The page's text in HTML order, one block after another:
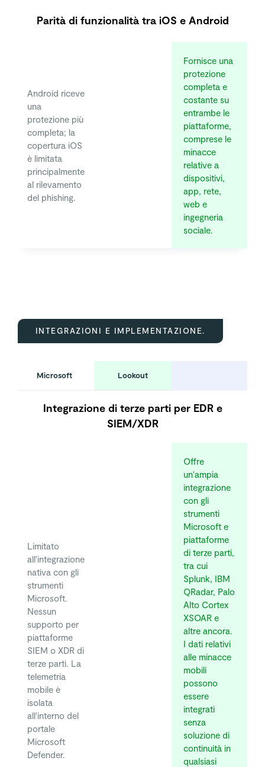
Parità di funzionalità tra iOS e Android
Android riceve
una
protezione più
completa; la
copertura iOS
è limitata
principalmente
al rilevamento
del phishing.
Fornisce una
protezione
completa e
costante su
entrambe le
piattaforme,
comprese le
minacce
relative a
dispositivi,
app, rete,
web e
ingegneria
sociale.
INTEGRAZIONI E IMPLEMENTAZIONE.
Microsoft Lookout
Integrazione di terze parti per EDR e
SIEM/XDR
Limitato
all'integrazione
nativa con gli
strumenti
Microsoft.
Nessun
supporto per
piattaforme
SIEM o XDR di
terze parti. La
telemetria
mobile è
isolata
all'interno del
portale
Microsoft
Defender.
Offre
un'ampia
integrazione
con gli
strumenti
Microsoft e
piattaforme
di terze parti,
tra cui
Splunk, IBM
QRadar, Palo
Alto Cortex
XSOAR e
altre ancora.
I dati relativi
alle minacce
mobili
possono
essere
integrati
senza
soluzione di
continuità in
qualsiasi